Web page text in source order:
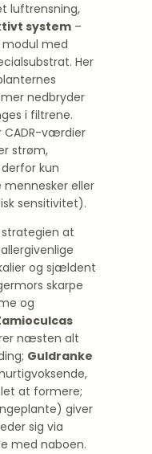
luftrensning,
system –
med
Her
nedbryder
i filtrene.
CADR-værdier
strøm,
kun
eller
sensitivitet).
at
og sjældent
skarpe
og
næsten alt
Guldranke
at formere;
giver
sig via
med naboen.